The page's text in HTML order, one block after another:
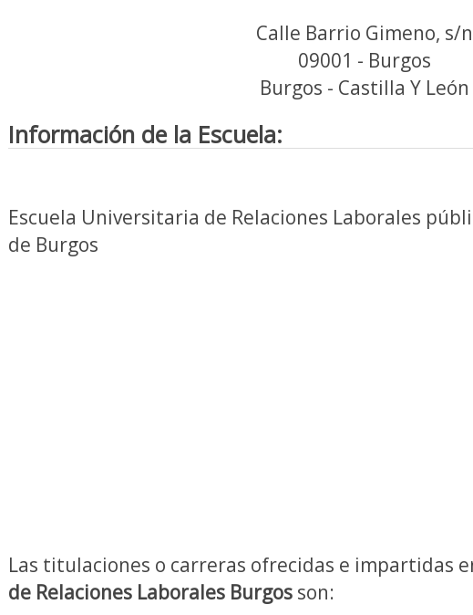
Calle Barrio Gimeno, s/n
09001 - Burgos
Burgos - Castilla Y León
Información de la Escuela:
Escuela Universitaria de Relaciones Laborales
de Burgos
Las titulaciones o carreras ofrecidas e impartidas
de Relaciones Laborales Burgosson: